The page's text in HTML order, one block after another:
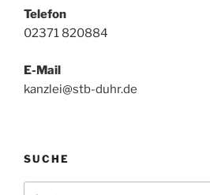
Telefon
02371 820884
E-Mail
kanzlei@stb-duhr.de
SUCHE